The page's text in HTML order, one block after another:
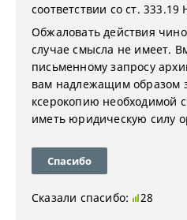
соответствии со ст. 333.19
Обжаловать действия
случае смысла не имеет.
письменному запросу
вам надлежащим образом
ксерокопию необходимой
иметь юридическую силу
Спасибо
Сказали спасибо: 28